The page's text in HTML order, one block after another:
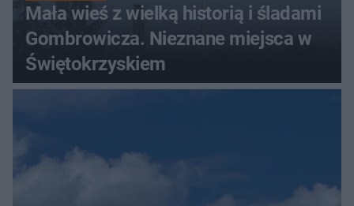
Mała wieś z wielką historią i śladami
Gombrowicza. Nieznane miejsca w
Świętokrzyskiem